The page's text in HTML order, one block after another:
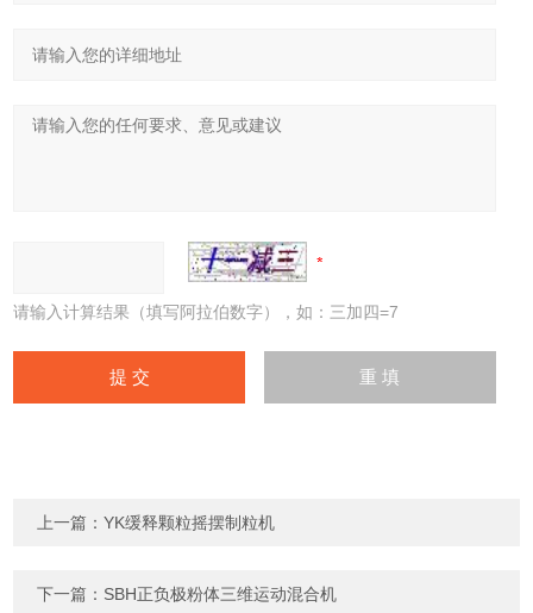
请输入计算结果（填写阿拉伯数字），如：三加四=7
上一篇：YK缓释颗粒摇摆制粒机
下一篇： SBH正负极粉体三维运动混合机